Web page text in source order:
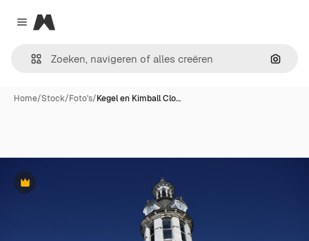
Close menu
Magnific
Home/Stock/Foto's/Kegel en Kimball Clo…
Premium